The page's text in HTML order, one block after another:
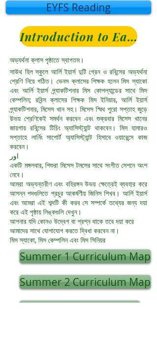
EYFS Reading
Introduction to Early Years
অভ্যর্থনা ক্লাস পৃষ্ঠাতে স্বাগতম।
সাউথ হিল স্কুলে আর্লি ইয়ার্স দুটি গ্রেন ও রবিন্সের অভ্যর্থনা
শ্রেণি নিয়ে গঠিত। ভেনস ক্লাসের শিক্ষক হলেন মিস স্যাকো
এবং আর্লি ইয়ার্স প্র্যাকটিশনার মিস কোপল্যান্ডের সাথে মিস
কেম্পলিন; রবিন্স ক্লাসের শিক্ষক মিস ইনিয়ার, আর্লি ইয়ার্স
প্র্যাকটিশনার, মিসেস খান সহ। মিসেস স্মিথ পুরো সপ্তাহ জুড়ে
উভয় শ্রেণিকেই সমর্থন করবেন এবং শুক্রবার মিসেস খানের
জায়গায় রবিন্সের টিচিং অ্যাসিস্ট্যান্ট থাকবেন। মিস হামারও
সপ্তাহে লার্নিং সাপোর্ট অ্যাসিস্ট্যান্ট হিসাবে ওয়ারেন্সে কাজ
করবেন।
اور
একটি মঙ্গলবার, শিশুরা মিসেস টমসের সাথে সংগীত সেশনে অংশ
নেবে।
আমরা অভ্যন্তরীণ এবং বহিরঙ্গন উভয় ক্ষেত্রেই ব্যবহার করে
আসন্ন পদগুলিতে প্রচুর আকর্ষণীয় জিনিস শিখব। আর্লি ইয়ার্স
এবং আমরা এই শব্দটি কী করব সে সম্পর্কে তথ্যের জন্য দয়া
করে এই পৃষ্ঠায় লিঙ্কগুলি দেখুন।
আপনার যদি কোনও উদ্বেগ বা প্রশ্ন থাকে তবে দয়া করে
আমাদের সাথে যোগাযোগ করতে দ্বিধা করবেন না।
মিস স্যাকো, মিস কেম্পলিন এবং মিস সিনিয়র
Summer 1 Curriculum Map
Summer 2 Curriculum Map